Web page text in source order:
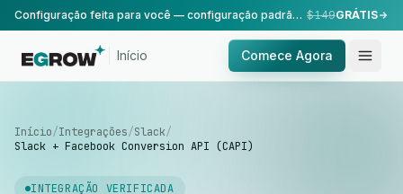
Configuração feita para você — configuração padrão, realizada pela nossa equipe. $149GRÁTIS
Início Comece Agora
Início/Integrações/Slack/
Slack + Facebook Conversion API (CAPI)
INTEGRAÇÃO VERIFICADA